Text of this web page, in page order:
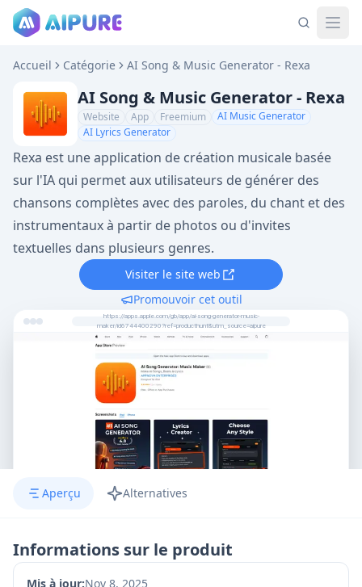
Accueil Catégorie AI Song & Music Generator - Rexa
AI Song & Music Generator - Rexa
Website App Freemium
AI Music Generator
AI Lyrics Generator
Rexa est une application de création musicale basée
sur l'IA qui permet aux utilisateurs de générer des
chansons complètes avec des paroles, du chant et des
instrumentaux à partir de photos ou d'invites
textuelles dans plusieurs genres.
Visiter le site web
Promouvoir cet outil
https://apps.apple.com/gb/app/ai-song-generator-music-
maker/id6744400290?ref=producthunt&utm_source=aipure
Aperçu Alternatives
Informations sur le produit
Mis à jour:Nov 8, 2025